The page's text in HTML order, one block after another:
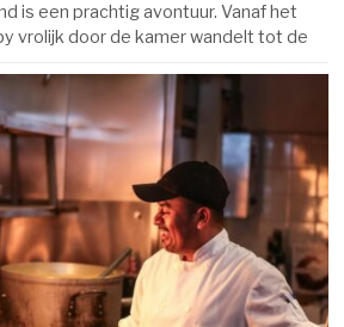
is een prachtig avontuur. Vanaf het
vrolijk door de kamer wandelt tot de